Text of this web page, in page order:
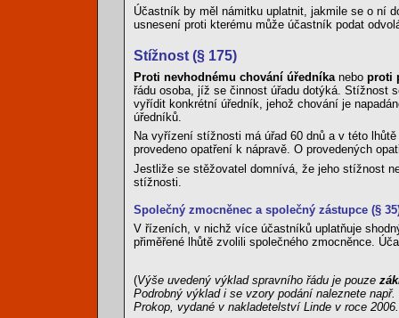
Účastník by měl námitku uplatnit, jakmile se o ní
usnesení proti kterému může účastník podat
Stížnost (§ 175)
Proti nevhodnému chování úředníka nebo proti
řádu osoba, jíž se činnost úřadu dotýká. Stížnost
vyřídit konkrétní úředník, jehož chování je
úředníků.
Na vyřízení stížnosti má úřad 60 dnů a v této
provedeno opatření k nápravě. O provedených
Jestliže se stěžovatel domnívá, že jeho stížnost
stížnosti.
Společný zmocněnec a společný zástupce (§
V řízeních, v nichž více účastníků uplatňuje
přiměřené lhůtě zvolili společného zmocněnce.
(Výše uvedený výklad spravního řádu je pouze
Podrobný výklad i se vzory podání naleznete
Prokop, vydané v nakladetelství Linde v roce 2006.